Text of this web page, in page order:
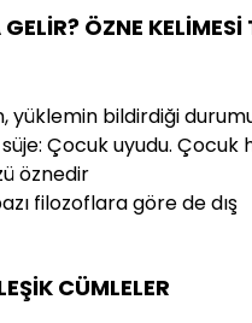
ÖZNE KELİMESİ
yüklemin bildirdiği
Çocuk uyudu. Çocuk
öznedir
filozoflara göre de dış
CÜMLELER